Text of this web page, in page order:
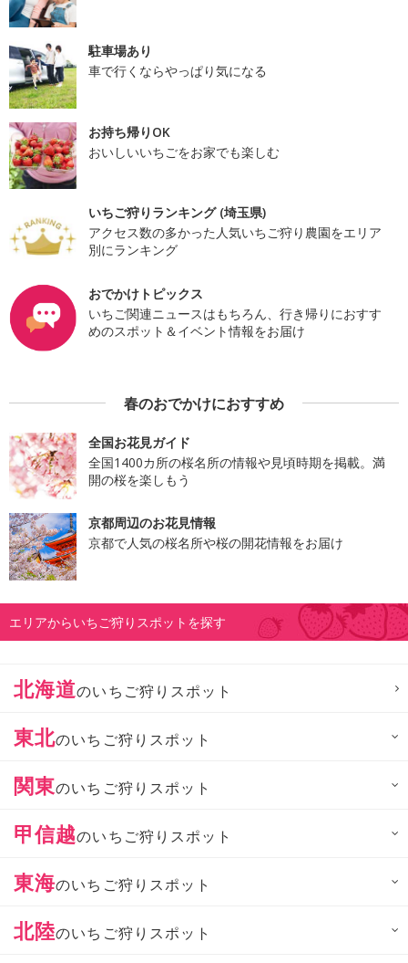
駐車場あり
車で行くならやっぱり気になる
お持ち帰りOK
おいしいいちごをお家でも楽しむ
いちご狩りランキング (埼玉県)
アクセス数の多かった人気いちご狩り農園をエリア
別にランキング
おでかけトピックス
いちご関連ニュースはもちろん、行き帰りにおすす
めのスポット＆イベント情報をお届け
春のおでかけにおすすめ
全国お花見ガイド
全国1400カ所の桜名所の情報や見頃時期を掲載。満
開の桜を楽しもう
京都周辺のお花見情報
京都で人気の桜名所や桜の開花情報をお届け
エリアからいちご狩りスポットを探す
北海道のいちご狩りスポット
東北のいちご狩りスポット
関東のいちご狩りスポット
甲信越のいちご狩りスポット
東海のいちご狩りスポット
北陸のいちご狩りスポット